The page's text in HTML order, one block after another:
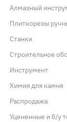
Алмазный
Плиткорезы
Станки
Строительное
Инструмент
Химия для камня
Распродажа
Уцененные и б/у